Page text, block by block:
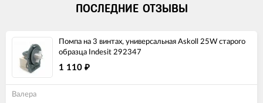
ПОСЛЕДНИЕ ОТЗЫВЫ
Помпа на 3 винтах, универсальная Askoll 25W старого
образца Indesit 292347
1 110 ₽
Валера